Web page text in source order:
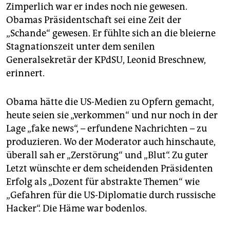
Zimperlich war er indes noch nie gewesen.
Obamas Präsidentschaft sei eine Zeit der
„Schande“ gewesen. Er fühlte sich an die bleierne
Stagnationszeit unter dem senilen
Generalsekretär der KPdSU, Leonid Breschnew,
erinnert.
Obama hätte die US-Medien zu Opfern gemacht,
heute seien sie „verkommen“ und nur noch in der
Lage „fake news“, – erfundene Nachrichten – zu
produzieren. Wo der Moderator auch hinschaute,
überall sah er „Zerstörung“ und „Blut“. Zu guter
Letzt wünschte er dem scheidenden Präsidenten
Erfolg als „Dozent für abstrakte Themen“ wie
„Gefahren für die US-Diplomatie durch russische
Hacker“. Die Häme war bodenlos.